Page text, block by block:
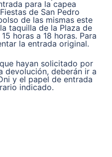
para la capea
de San Pedro
de las mismas este
taquilla de la Plaza de
horas a 18 horas. Para
la entrada original.
hayan solicitado por
devolución, deberán ir a
y el papel de entrada
indicado.